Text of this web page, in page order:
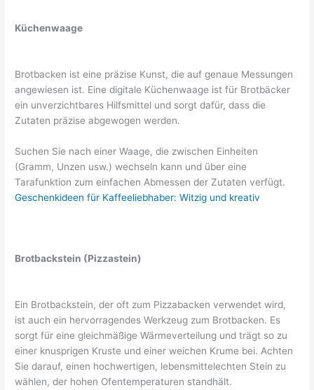
Küchenwaage
Brotbacken ist eine präzise Kunst, die auf genaue Messungen
angewiesen ist. Eine digitale Küchenwaage ist für Brotbäcker
ein unverzichtbares Hilfsmittel und sorgt dafür, dass die
Zutaten präzise abgewogen werden.
Suchen Sie nach einer Waage, die zwischen Einheiten
(Gramm, Unzen usw.) wechseln kann und über eine
Tarafunktion zum einfachen Abmessen der Zutaten verfügt.
Geschenkideen für Kaffeeliebhaber: Witzig und kreativ
Brotbackstein (Pizzastein)
Ein Brotbackstein, der oft zum Pizzabacken verwendet wird,
ist auch ein hervorragendes Werkzeug zum Brotbacken. Es
sorgt für eine gleichmäßige Wärmeverteilung und trägt so zu
einer knusprigen Kruste und einer weichen Krume bei. Achten
Sie darauf, einen hochwertigen, lebensmittelechten Stein zu
wählen, der hohen Ofentemperaturen standhält.